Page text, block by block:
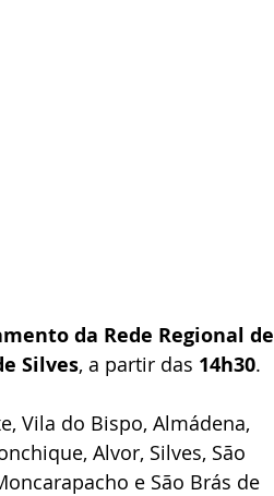
da Rede Regional de
Silves, a partir das 14h30.
Vila do Bispo, Almádena,
Alvor, Silves, São
e São Brás de